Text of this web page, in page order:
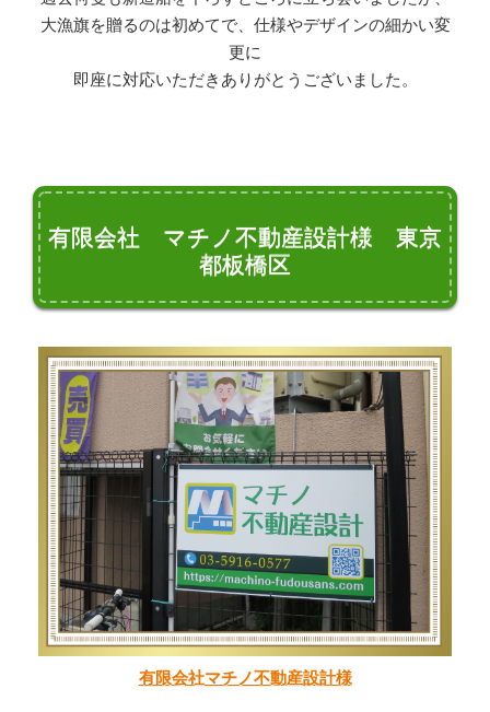
大漁旗を贈るのは初めてで、仕様やデザインの細かい変
更に
即座に対応いただきありがとうございました。
有限会社 マチノ不動産設計様 東京
都板橋区
有限会社マチノ不動産設計様